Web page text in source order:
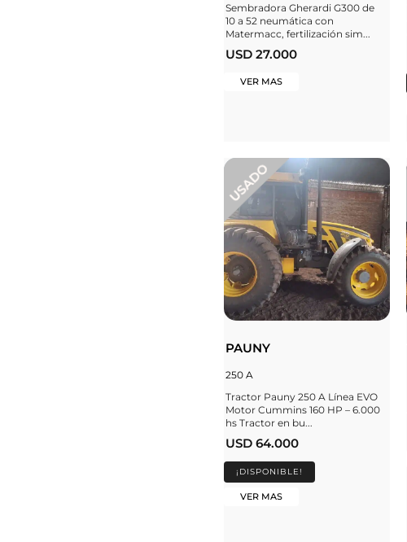
Sembradora Gherardi G300 de
10 a 52 neumática con
Matermacc, fertilización sim...
USD 27.000
VER MAS
PAUNY
250 A
Tractor Pauny 250 A Línea EVO
Motor Cummins 160 HP – 6.000
hs Tractor en bu...
USD 64.000
¡DISPONIBLE!
VER MAS